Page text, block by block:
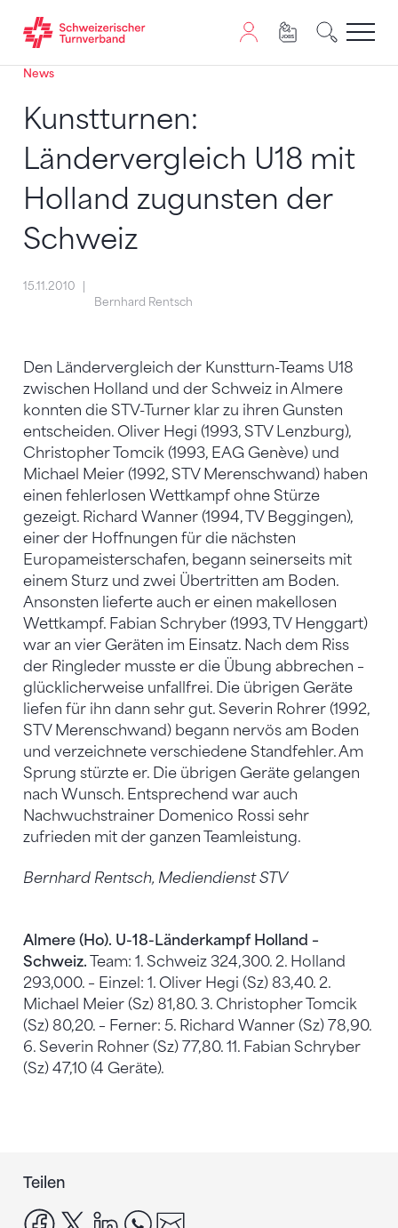
Zum Inhalt springen
Zur Sitemap navigieren
Zum Navigieren dieser Seite wird JavaScript benötigt.
News
Kunstturnen:
Ländervergleich U18 mit
Holland zugunsten der
Schweiz
15.11.2010
Bernhard Rentsch
Den Ländervergleich der Kunstturn-Teams U18
zwischen Holland und der Schweiz in Almere
konnten die STV-Turner klar zu ihren Gunsten
entscheiden. Oliver Hegi (1993, STV Lenzburg),
Christopher Tomcik (1993, EAG Genève) und
Michael Meier (1992, STV Merenschwand) haben
einen fehlerlosen Wettkampf ohne Stürze
gezeigt. Richard Wanner (1994, TV Beggingen),
einer der Hoffnungen für die nächsten
Europameisterschafen, begann seinerseits mit
einem Sturz und zwei Übertritten am Boden.
Ansonsten lieferte auch er einen makellosen
Wettkampf. Fabian Schryber (1993, TV Henggart)
war an vier Geräten im Einsatz. Nach dem Riss
der Ringleder musste er die Übung abbrechen –
glücklicherweise unfallfrei. Die übrigen Geräte
liefen für ihn dann sehr gut. Severin Rohrer (1992,
STV Merenschwand) begann nervös am Boden
und verzeichnete verschiedene Standfehler. Am
Sprung stürzte er. Die übrigen Geräte gelangen
nach Wunsch. Entsprechend war auch
Nachwuchstrainer Domenico Rossi sehr
zufrieden mit der ganzen Teamleistung.
Bernhard Rentsch, Mediendienst STV
Almere (Ho). U-18-Länderkampf Holland –
Schweiz. Team: 1. Schweiz 324,300. 2. Holland
293,000. – Einzel: 1. Oliver Hegi (Sz) 83,40. 2.
Michael Meier (Sz) 81,80. 3. Christopher Tomcik
(Sz) 80,20. – Ferner: 5. Richard Wanner (Sz) 78,90.
6. Severin Rohner (Sz) 77,80. 11. Fabian Schryber
(Sz) 47,10 (4 Geräte).
Teilen
facebook
x linkedinwhatsapp